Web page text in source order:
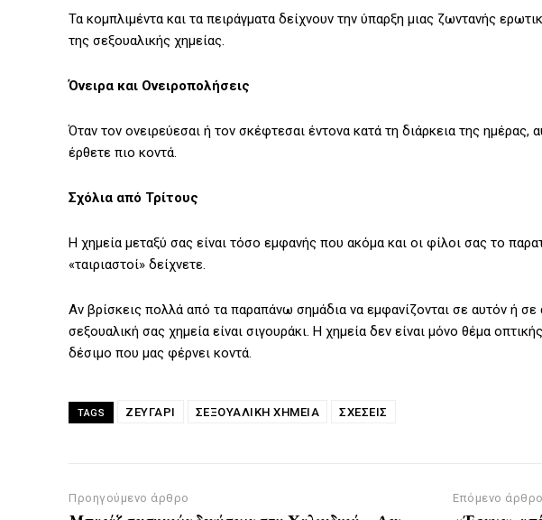
Τα κομπλιμέντα και τα πειράγματα δείχνουν την ύπαρξη μιας ζωντανής
της σεξουαλικής χημείας.
Όνειρα και Ονειροπολήσεις
Όταν τον ονειρεύεσαι ή τον σκέφτεσαι έντονα κατά τη διάρκεια της ημέρας,
έρθετε πιο κοντά.
Σχόλια από Τρίτους
Η χημεία μεταξύ σας είναι τόσο εμφανής που ακόμα και οι φίλοι σας το
«ταιριαστοί» δείχνετε.
Αν βρίσκεις πολλά από τα παραπάνω σημάδια να εμφανίζονται σε αυτόν ή
σεξουαλική σας χημεία είναι σιγουράκι. Η χημεία δεν είναι μόνο θέμα
δέσιμο που μας φέρνει κοντά.
TAGS ΖΕΥΓΑΡΙ ΣΕΞΟΥΑΛΙΚΉ ΧΗΜΕΊΑ ΣΧΕΣΕΙΣ
Προηγούμενο άρθρο Επόμενο άρθρο